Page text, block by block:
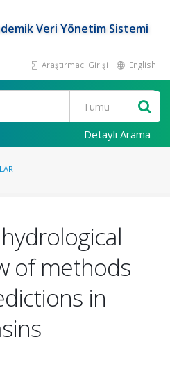
Veri Yönetim Sistemi
Araştırmacı Girişi English
Detaylı Arama
of methods
in